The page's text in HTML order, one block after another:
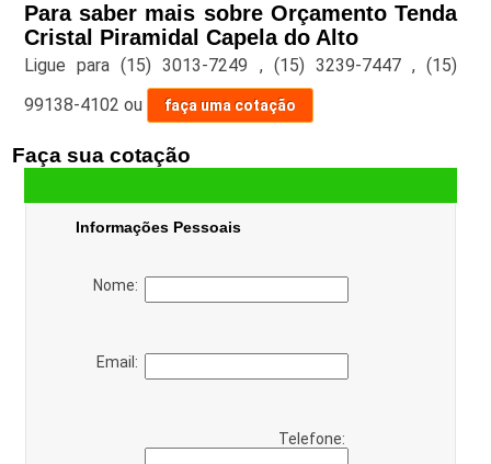
Para saber mais sobre Orçamento Tenda
Cristal Piramidal Capela do Alto
Ligue para(15) 3013-7249 , (15) 3239-7447 ,(15)
99138-4102 ou faça uma cotação
Faça sua cotação
Informações Pessoais
Nome:
Email:
Telefone: